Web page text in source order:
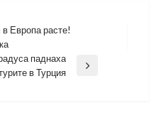
Европа расте!
паднаха
в Турция